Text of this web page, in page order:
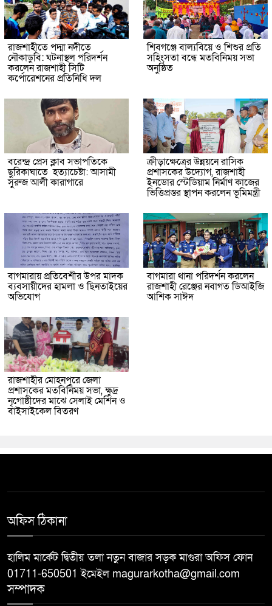
রাজশাহীতে পদ্মা নদীতে
নৌকাডুবি: ঘটনাস্থল পরিদর্শন
করলেন রাজশাহী সিটি
কর্পোরেশনের প্রতিনিধি দল
শিবগঞ্জে বাল্যবিয়ে ও শিশুর প্রতি
সহিংসতা বন্ধে মতবিনিময় সভা
অনুষ্ঠিত
বরেন্দ্র প্রেস ক্লাব সভাপতিকে
ছুরিকাঘাতে হত্যাচেষ্টা: আসামী
সুরুজ আলী কারাগারে
ক্রীড়াক্ষেত্রের উন্নয়নে রাসিক
প্রশাসকের উদ্যোগ, রাজশাহী
ইনডোর স্টেডিয়াম নির্মাণ কাজের
ভিত্তিপ্রস্তর স্থাপন করলেন ভূমিমন্ত্রী
বাগমারায় প্রতিবেশীর উপর মাদক
ব্যবসায়ীদের হামলা ও ছিনতাইয়ের
অভিযোগ
বাগমারা থানা পরিদর্শন করলেন
রাজশাহী রেঞ্জের নবাগত ডিআইজি
আশিক সাঈদ
রাজশাহীর মোহনপুরে জেলা
প্রশাসকের মতবিনিময় সভা, ক্ষুদ্র
নৃগোষ্ঠীদের মাঝে সেলাই মেশিন ও
বাইসাইকেল বিতরণ
অফিস ঠিকানা
হালিম মার্কেট দ্বিতীয় তলা নতুন বাজার সড়ক মাগুরা অফিস ফোন
01711-650501 ইমেইল magurarkotha@gmail.com
সম্পাদক